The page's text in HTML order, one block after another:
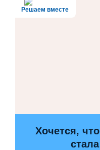
Решаем вместе
Хочется,